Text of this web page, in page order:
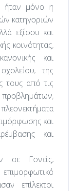
ήταν μόνο η
κατηγοριών
εξίσου και
κοινότητας,
και
της
τους από τις
προβλημάτων,
και
και
σε Γονείς,
επιμορφωτικό
επίλεκτοι